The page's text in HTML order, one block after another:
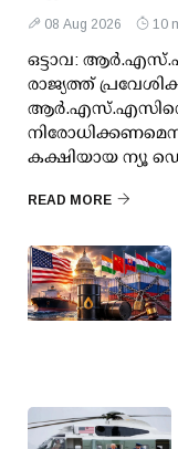
08 Aug 2026 10
ഒട്ടാവ:
രാജ്യത്ത്
കക്ഷിയായ ന്യൂ
READ MORE